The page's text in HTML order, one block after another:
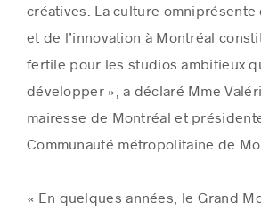
créatives. La culture omniprésente
et de l’innovation à Montréal
fertile pour les studios ambitieux
développer », a déclaré Mme
mairesse de Montréal et
Communauté métropolitaine de
« En quelques années, le Grand